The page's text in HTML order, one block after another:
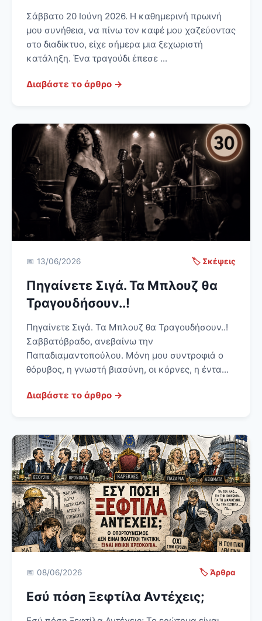
Σάββατο 20 Ιούνη 2026. Η καθημερινή πρωινή
μου συνήθεια, να πίνω τον καφέ μου χαζεύοντας
στο διαδίκτυο, είχε σήμερα μια ξεχωριστή
κατάληξη. Ένα τραγούδι έπεσε ...
Διαβάστε το άρθρο →
📅 13/06/2026 🏷️ Σκέψεις
Πηγαίνετε Σιγά. Τα Μπλουζ θα
Τραγουδήσουν..!
Πηγαίνετε Σιγά. Τα Μπλουζ θα Τραγουδήσουν..!
Σαββατόβραδο, ανεβαίνω την
Παπαδιαμαντοπούλου. Μόνη μου συντροφιά ο
θόρυβος, η γνωστή βιασύνη, οι κόρνες, η έντα...
Διαβάστε το άρθρο →
📅 08/06/2026 🏷️ Άρθρα
Εσύ πόση Ξεφτίλα Αντέχεις;